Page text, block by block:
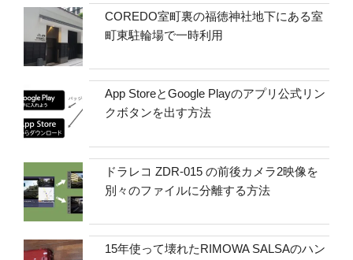
COREDO室町裏の福徳神社地下にある室
町東駐輪場で一時利用
App StoreとGoogle Playのアプリ公式リン
クボタンを出す方法
ドラレコ ZDR-015 の前後カメラ2映像を
別々のファイルに分離する方法
15年使って壊れたRIMOWA SALSAのハン